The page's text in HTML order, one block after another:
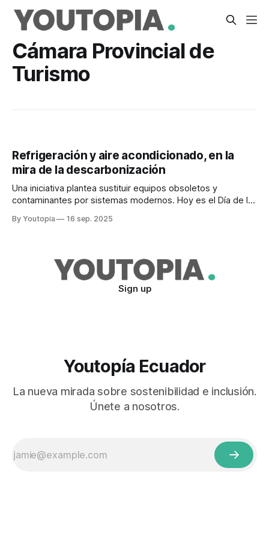
Cámara Provincial de
Turismo
Refrigeración y aire acondicionado, en la
mira de la descarbonización
Una iniciativa plantea sustituir equipos obsoletos y
contaminantes por sistemas modernos. Hoy es el Día de la
By Youtopia 16 sep. 2025
Sign up
Youtopía Ecuador
La nueva mirada sobre sostenibilidad e inclusión.
Únete a nosotros.